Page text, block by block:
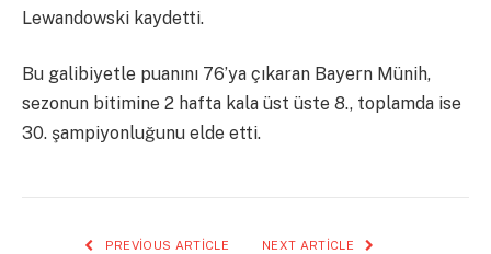
Lewandowski kaydetti.
Bu galibiyetle puanını 76’ya çıkaran Bayern Münih,
sezonun bitimine 2 hafta kala üst üste 8., toplamda ise
30. şampiyonluğunu elde etti.
PREVIOUS ARTICLE NEXT ARTICLE